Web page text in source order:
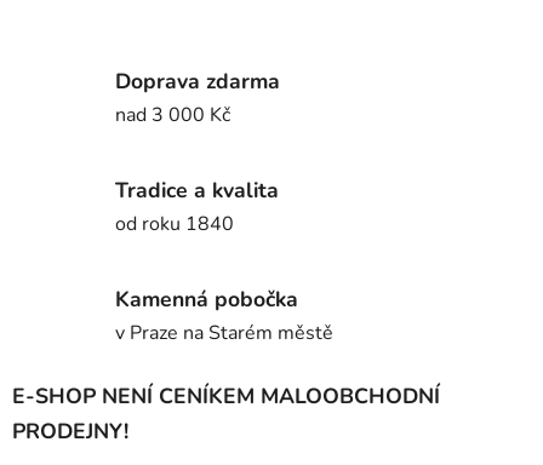
Doprava zdarma
nad 3 000 Kč
Tradice a kvalita
od roku 1840
Kamenná pobočka
v Praze na Starém městě
E-SHOP NENÍ CENÍKEM MALOOBCHODNÍ
PRODEJNY!